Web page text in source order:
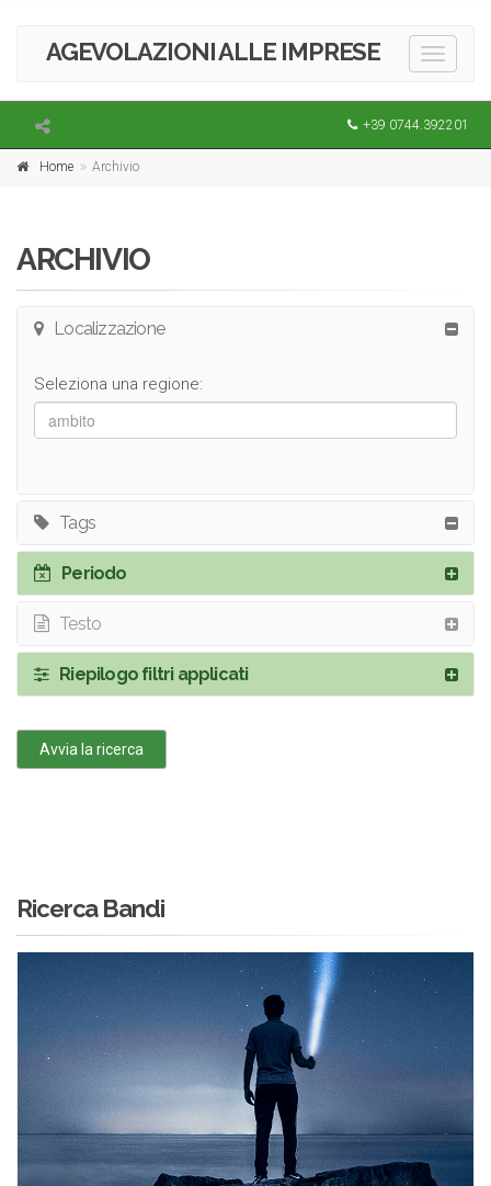
Toggle
AGEVOLAZIONI ALLE IMPRESE
+39 0744.392201
Home Archivio
ARCHIVIO
Localizzazione
Seleziona una regione:
Tags
Periodo
Testo
Riepilogo filtri applicati
Avvia la ricerca
Ricerca Bandi